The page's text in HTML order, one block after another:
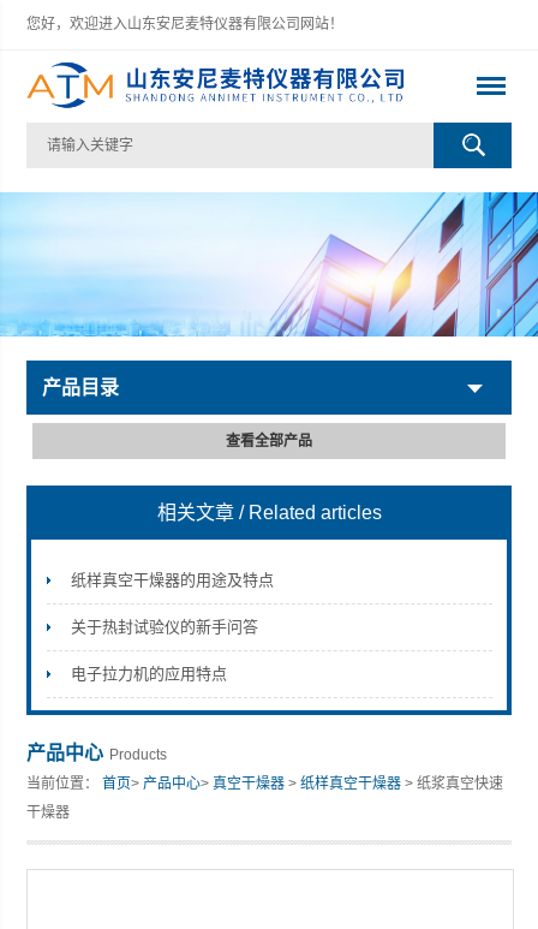
您好，欢迎进入山东安尼麦特仪器有限公司网站！
山东安尼麦特仪器有限公司
产品目录
查看全部产品
相关文章 / Related articles
纸样真空干燥器的用途及特点
关于热封试验仪的新手问答
电子拉力机的应用特点
产品中心 Products
当前位置：首页>产品中心>真空干燥器 >纸样真空干燥器 > 纸浆真空快速
干燥器